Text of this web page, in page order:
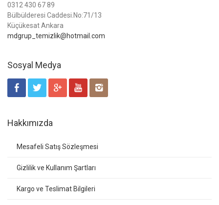
0312 430 67 89
Bülbülderesi Caddesi.No:71/13
Küçükesat Ankara
mdgrup_temizlik@hotmail.com
Sosyal Medya
Hakkımızda
Mesafeli Satış Sözleşmesi
Gizlilik ve Kullanım Şartları
Kargo ve Teslimat Bilgileri